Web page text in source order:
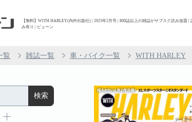
【無料】WITH HARLEY(内外出版社) | 2025年2月号 | 800誌以上の雑誌がサブスク読み放題 |
み有り | ビューン
覧 雑誌一覧 車・バイク一覧 WITH HARLEY